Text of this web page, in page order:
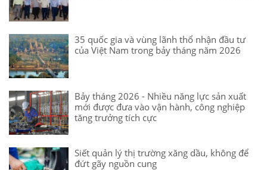
35 quốc gia và vùng lãnh thổ nhận đầu tư
của Việt Nam trong bảy tháng năm 2026
Bảy tháng 2026 - Nhiều năng lực sản xuất
mới được đưa vào vận hành, công nghiệp
tăng trưởng tích cực
Siết quản lý thị trường xăng dầu, không để
đứt gãy nguồn cung